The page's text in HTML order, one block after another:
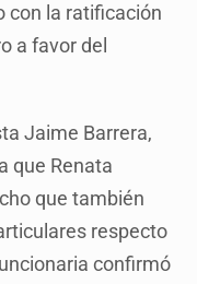
con la ratificación
a favor del
Jaime Barrera,
que Renata
que también
respecto
confirmó